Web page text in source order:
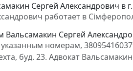
Сергей Александрович в
работает в
Вальсамакин Сергей
номерам,
буд. 23. Адвокат